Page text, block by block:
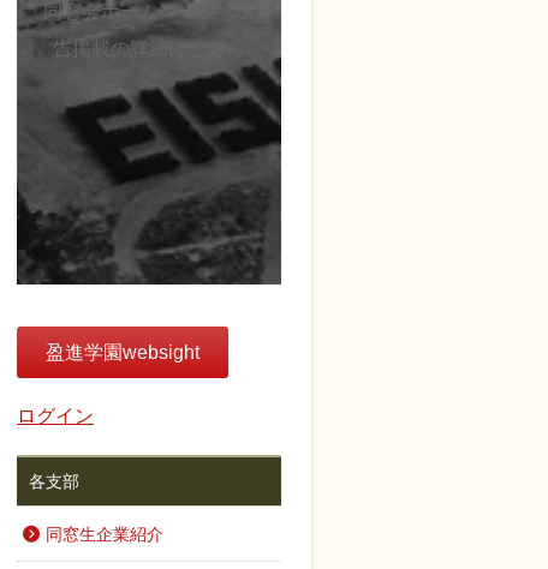
同窓会ホームページへ広
告掲載の詳細はこちら
盈進学園websight
ログイン
各支部
同窓生企業紹介